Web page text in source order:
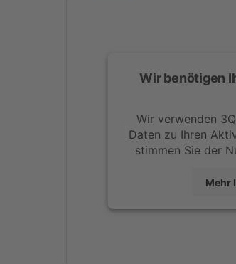
Wir benötigen
Wir verwenden
Daten zu Ihren
stimmen Sie der
Mehr